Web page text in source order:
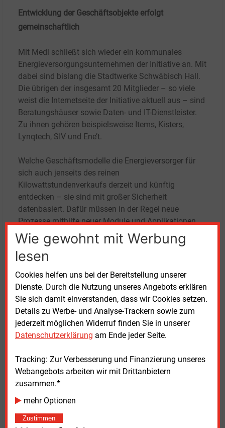
Wie gewohnt mit Werbung
lesen
Cookies helfen uns bei der Bereitstellung unserer
Dienste. Durch die Nutzung unseres Angebots erklären
Sie sich damit einverstanden, dass wir Cookies setzen.
Details zu Werbe- und Analyse-Trackern sowie zum
jederzeit möglichen Widerruf finden Sie in unserer
Datenschutzerklärung am Ende jeder Seite.
Tracking: Zur Verbesserung und Finanzierung unseres
Webangebots arbeiten wir mit Drittanbietern
zusammen.*
mehr Optionen
Zustimmen
Entwicklung der Geschäftsobjekte erfolgt
gemeinschaftlich
Mit Medl schließt sich wieder ein kommunales
Energieversorgungsunternehmen der Initiative an. Mit
dabei sind bislang die Stadtwerke Schwäbisch Hall.
Die übrigen der insgesamt 20 Mitglieder – so viele
weist die Internetseite der Initiative aktuell aus – sind
Beratungshäuser sowie Daten- und IT-Dienstleister.
Zu ihnen gehören beispielsweise Items, Kisters,
Lynqtech, SIV und Ene’t.
Welche Geschäftsmodelle die Energieversorger für
sich auch jenseits des reinen
Kilowattstundenverkaufs derzeit und künftig
entdecken – sie sind mit großer Sicherheit
datenbasiert. Dafür müssen in der Regel neue
Prozesse mithilfe neuer Module und Applikationen
umgesetzt und mit etablierten Prozessen verzahnt
werden. „Genau das ist der Grund, warum die
Business Objects for Energy immer mehr an
Bedeutung gewinnen“, sagte Peter Martin Schroer in
einem früheren Gespräch mit der Redaktion. Der
Gründer und ehemalige Geschäftsführer des
Software- und Datendienstleisters Ene’t hat im Jahr
2016 die Interessengemeinschaft und
Standardisierungsinitiative gestartet.
Aktuell sind 32 Geschäftsobjekte gelistet. Diese
reichen von A wie Angebot oder Ausschreibung über
M wie Messlokation und P wie Preisblatt bis V wie
Vielzahl an Komponenten und Enumerationen, die im
BO4E-Archivhinterlegt sind.